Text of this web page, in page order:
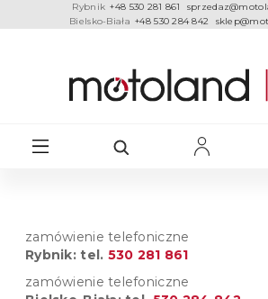
Rybnik +48 530 281 861
Bielsko-Biała +48 530 284 842
zamówienie telefoniczne
Rybnik: tel. 530 281 861
zamówienie telefoniczne